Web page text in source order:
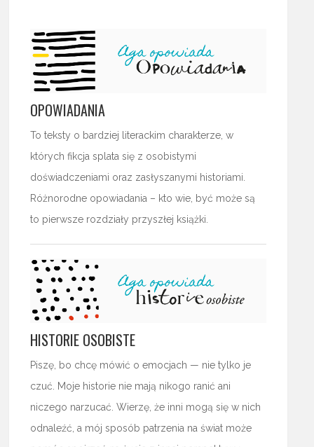
OPOWIADANIA
To teksty o bardziej literackim charakterze, w
których fikcja splata się z osobistymi
doświadczeniami oraz zasłyszanymi historiami.
Różnorodne opowiadania – kto wie, być może są
to pierwsze rozdziały przyszłej książki.
HISTORIE OSOBISTE
Piszę, bo chcę mówić o emocjach — nie tylko je
czuć. Moje historie nie mają nikogo ranić ani
niczego narzucać. Wierzę, że inni mogą się w nich
odnaleźć, a mój sposób patrzenia na świat może